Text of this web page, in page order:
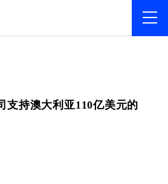
支持澳大利亚110亿美元的